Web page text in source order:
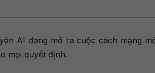
AI đang mở ra cuộc cách mạng
mọi quyết định.